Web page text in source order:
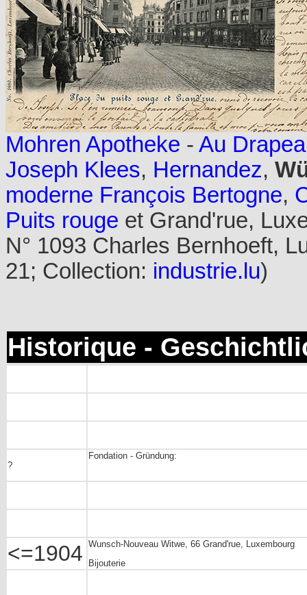
Mohren Apotheke - Au
Joseph Klees, Hernandez,
moderne François Bertogne,
Puits rouge et Grand'rue,
N° 1093 Charles Bernhoeft,
21; Collection: industrie.lu)
Historique -
?
Fondation - Gründung:
<=1904 Wunsch-Nouveau Witwe, 66 Grand'rue, Luxembourg
Bijouterie